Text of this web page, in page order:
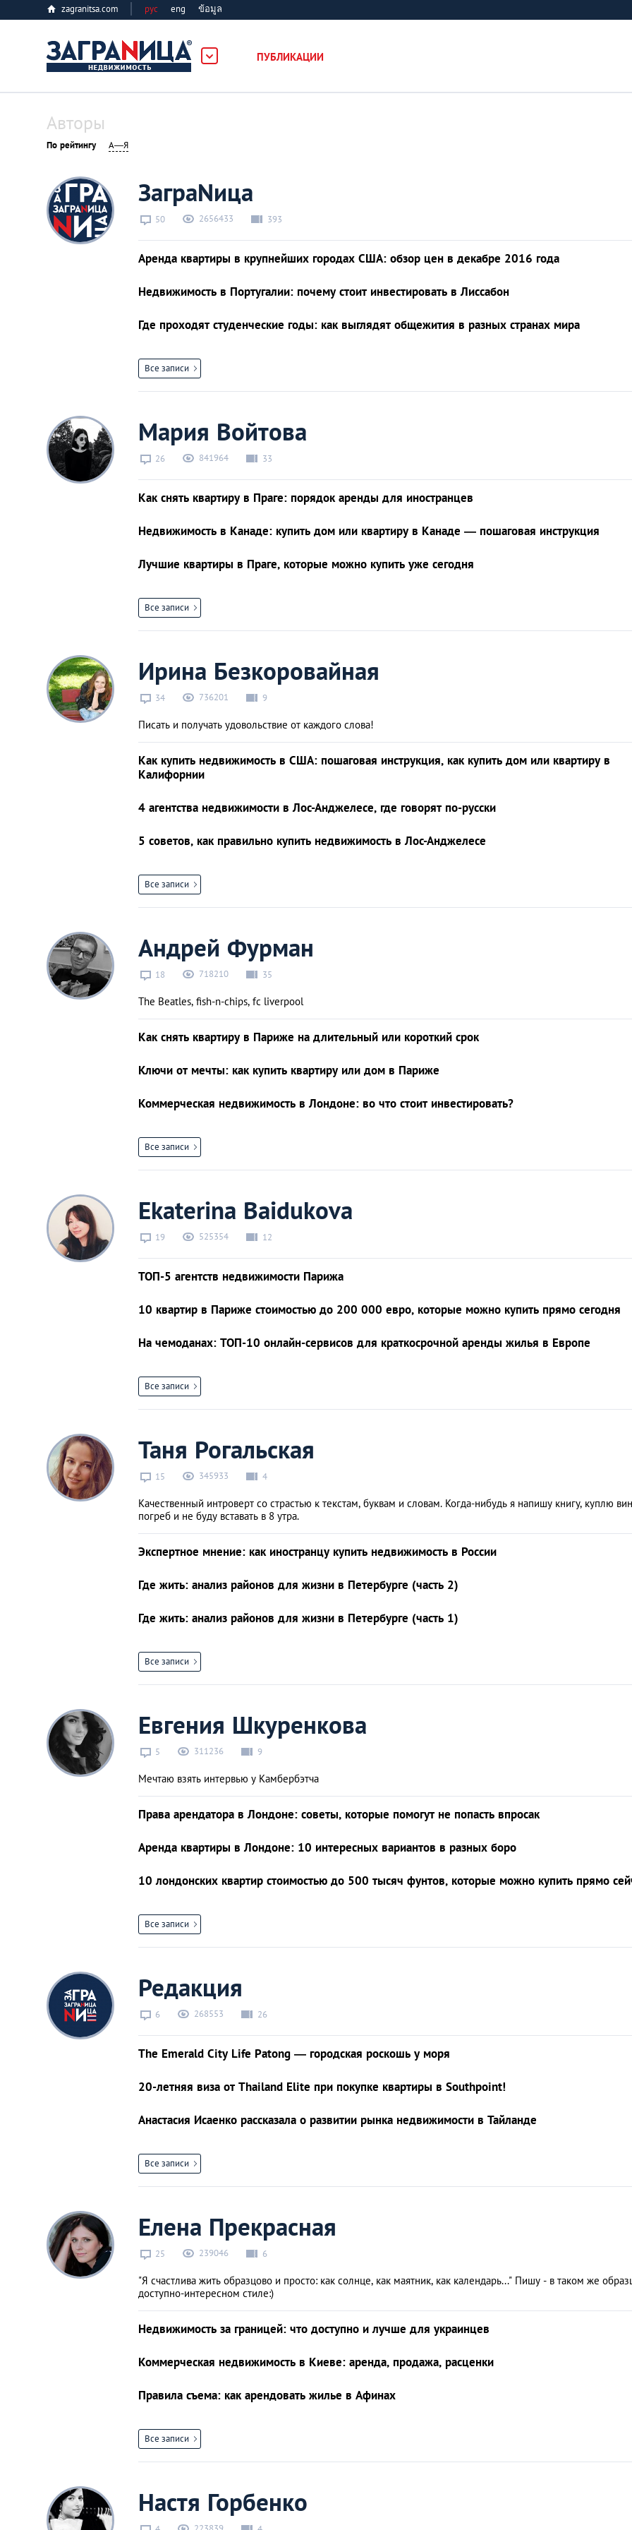
zagranitsa.com рус eng ข้อมูล
ПУБЛИКАЦИИ
Все города
Астана
Афины
Киев
Лос-Анджелес
Москва
Паттайя
Пхукет
Санкт-Петербург
Авторы
По рейтингу А—Я
ЗаграNица
50 2656433 393
Аренда квартиры в крупнейших городах США: обзор цен в декабре 2016 года
Недвижимость в Португалии: почему стоит инвестировать в Лиссабон
Где проходят студенческие годы: как выглядят общежития в разных странах мира
Все записи
Мария Войтова
26 841964 33
Как снять квартиру в Праге: порядок аренды для иностранцев
Недвижимость в Канаде: купить дом или квартиру в Канаде — пошаговая инструкция
Лучшие квартиры в Праге, которые можно купить уже сегодня
Все записи
Ирина Безкоровайная
34 736201 9
Писать и получать удовольствие от каждого слова!
Как купить недвижимость в США: пошаговая инструкция, как купить дом или квартиру в
Калифорнии
4 агентства недвижимости в Лос-Анджелесе, где говорят по-русски
5 советов, как правильно купить недвижимость в Лос-Анджелесе
Все записи
Андрей Фурман
18 718210 35
The Beatles, fish-n-chips, fc liverpool
Как снять квартиру в Париже на длительный или короткий срок
Ключи от мечты: как купить квартиру или дом в Париже
Коммерческая недвижимость в Лондоне: во что стоит инвестировать?
Все записи
Ekaterina Baidukova
19 525354 12
ТОП-5 агентств недвижимости Парижа
10 квартир в Париже стоимостью до 200 000 евро, которые можно купить прямо сегодня
На чемоданах: ТОП-10 онлайн-сервисов для краткосрочной аренды жилья в Европе
Все записи
Таня Рогальская
15 345933 4
Качественный интроверт со страстью к текстам, буквам и словам. Когда-нибудь я напишу книгу, куплю
погреб и не буду вставать в 8 утра.
Экспертное мнение: как иностранцу купить недвижимость в России
Где жить: анализ районов для жизни в Петербурге (часть 2)
Где жить: анализ районов для жизни в Петербурге (часть 1)
Все записи
Евгения Шкуренкова
5 311236 9
Мечтаю взять интервью у Камбербэтча
Права арендатора в Лондоне: советы, которые помогут не попасть впросак
Аренда квартиры в Лондоне: 10 интересных вариантов в разных боро
10 лондонских квартир стоимостью до 500 тысяч фунтов, которые можно купить прямо
Все записи
Редакция
6 268553 26
The Emerald City Life Patong — городская роскошь у моря
20-летняя виза от Thailand Elite при покупке квартиры в Southpoint!
Анастасия Исаенко рассказала о развитии рынка недвижимости в Тайланде
Все записи
Елена Прекрасная
25 239046 6
"Я счастлива жить образцово и просто: как солнце, как маятник, как календарь..." Пишу - в таком же
доступно-интересном стиле:)
Недвижимость за границей: что доступно и лучше для украинцев
Коммерческая недвижимость в Киеве: аренда, продажа, расценки
Правила съема: как арендовать жилье в Афинах
Все записи
Настя Горбенко